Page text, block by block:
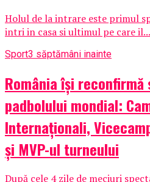
Holul de la intrare este primul
intri in casa si ultimul pe care il...
Sport3 săptămâni inainte
România își
padbolului mondial:
Internaționali,
și MVP-ul turneului
După cele 4 zile de meciuri